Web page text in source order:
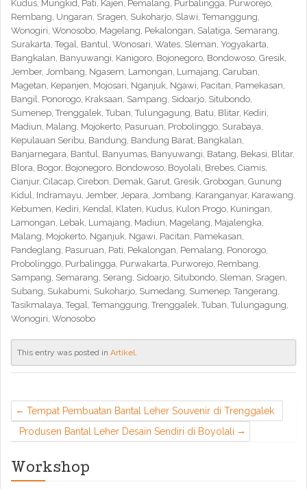
Kudus, Mungkid, Pati, Kajen, Pemalang, Purbalingga, Purworejo,
Rembang, Ungaran, Sragen, Sukoharjo, Slawi, Temanggung,
Wonogiri, Wonosobo, Magelang, Pekalongan, Salatiga, Semarang,
Surakarta, Tegal, Bantul, Wonosari, Wates, Sleman, Yogyakarta,
Bangkalan, Banyuwangi, Kanigoro, Bojonegoro, Bondowoso, Gresik,
Jember, Jombang, Ngasem, Lamongan, Lumajang, Caruban,
Magetan, Kepanjen, Mojosari, Nganjuk, Ngawi, Pacitan, Pamekasan,
Bangil, Ponorogo, Kraksaan, Sampang, Sidoarjo, Situbondo,
Sumenep, Trenggalek, Tuban, Tulungagung, Batu, Blitar, Kediri,
Madiun, Malang, Mojokerto, Pasuruan, Probolinggo, Surabaya,
Kepulauan Seribu, Bandung, Bandung Barat, Bangkalan,
Banjarnegara, Bantul, Banyumas, Banyuwangi, Batang, Bekasi, Blitar,
Blora, Bogor, Bojonegoro, Bondowoso, Boyolali, Brebes, Ciamis,
Cianjur, Cilacap, Cirebon, Demak, Garut, Gresik, Grobogan, Gunung
Kidul, Indramayu, Jember, Jepara, Jombang, Karanganyar, Karawang,
Kebumen, Kediri, Kendal, Klaten, Kudus, Kulon Progo, Kuningan,
Lamongan, Lebak, Lumajang, Madiun, Magelang, Majalengka,
Malang, Mojokerto, Nganjuk, Ngawi, Pacitan, Pamekasan,
Pandeglang, Pasuruan, Pati, Pekalongan, Pemalang, Ponorogo,
Probolinggo, Purbalingga, Purwakarta, Purworejo, Rembang,
Sampang, Semarang, Serang, Sidoarjo, Situbondo, Sleman, Sragen,
Subang, Sukabumi, Sukoharjo, Sumedang, Sumenep, Tangerang,
Tasikmalaya, Tegal, Temanggung, Trenggalek, Tuban, Tulungagung,
Wonogiri, Wonosobo
This entry was posted in Artikel.
Tempat Pembuatan Bantal Leher Souvenir di Trenggalek
Produsen Bantal Leher Desain Sendiri di Boyolali
Workshop